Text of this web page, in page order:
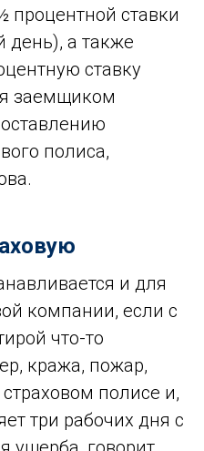
процентной ставки
день), а также
ставку
заемщиком
полиса,
и для
компании, если с
что-то
кража, пожар,
полисе и,
три рабочих дня с